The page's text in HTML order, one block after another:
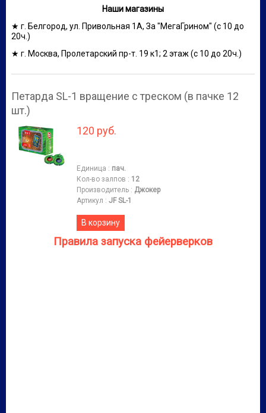
Наши магазины
★ г. Белгород, ул. Привольная 1А, За "МегаГрином" (с 10 до
20ч.)
★ г. Москва, Пролетарский пр-т. 19 к1; 2 этаж (с 10 до 20ч.)
Петарда SL-1 вращение с треском (в пачке 12
шт.)
120 руб.
Единица : пач.
Кол-во залпов : 12
Производитель : Джокер
Артикул : JF SL-1
В корзину
Правила запуска фейерверков